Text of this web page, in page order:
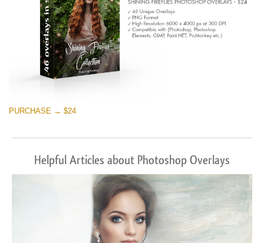
PURCHASE → $24
Helpful Articles about Photoshop Overlays